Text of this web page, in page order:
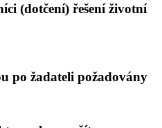
(dotčení) řešení životní
po žadateli požadovány